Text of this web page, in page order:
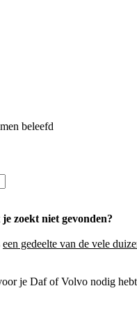
zoekt niet gevonden?
een gedeelte van de vele
je Daf of Volvo nodig